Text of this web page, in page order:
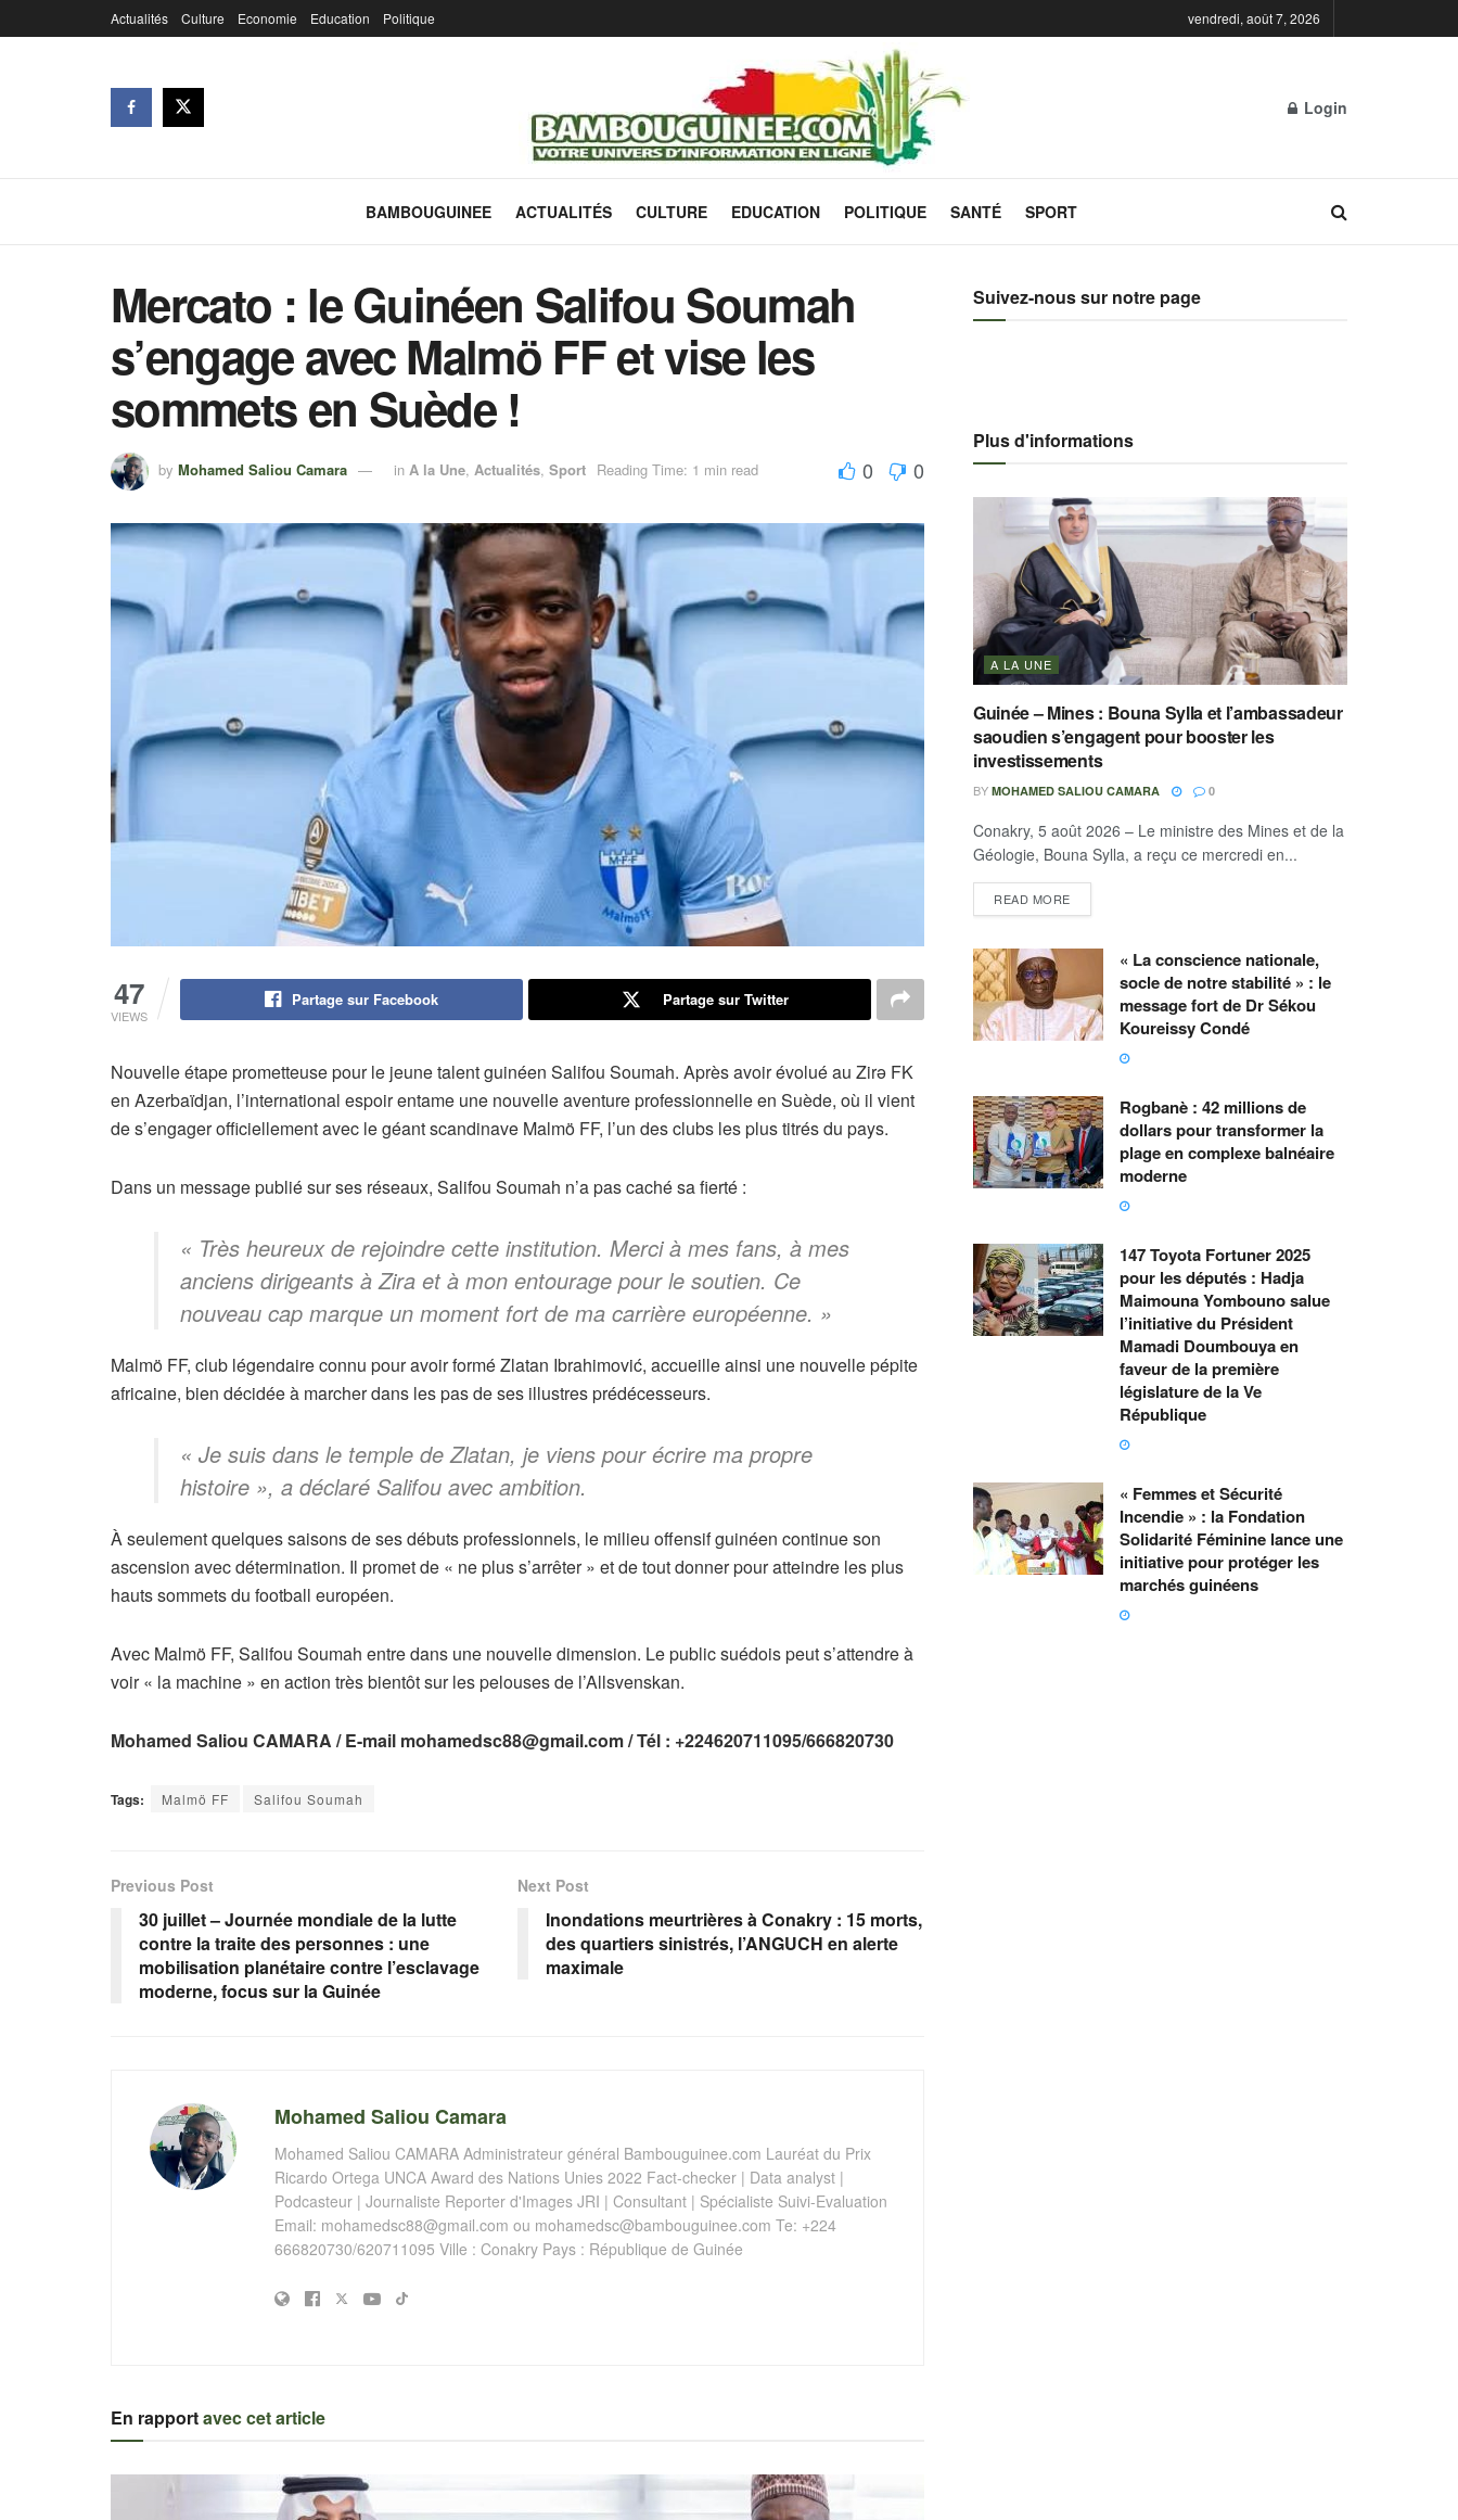
Actualités Culture Economie Education Politique vendredi, août 7, 2026
Login
BAMBOUGUINEE ACTUALITÉS CULTURE EDUCATION POLITIQUE SANTÉ SPORT
Mercato : le Guinéen Salifou Soumah
s’engage avec Malmö FF et vise les
sommets en Suède !
by Mohamed Saliou Camara in A la Une, Actualités, Sport Reading Time: 1 min read 0 0
47
VIEWS
Partage sur Facebook Partage sur Twitter
Nouvelle étape prometteuse pour le jeune talent guinéen Salifou Soumah. Après avoir évolué au Zirə FK
en Azerbaïdjan, l’international espoir entame une nouvelle aventure professionnelle en Suède, où il vient
de s’engager officiellement avec le géant scandinave Malmö FF, l’un des clubs les plus titrés du pays.
Dans un message publié sur ses réseaux, Salifou Soumah n’a pas caché sa fierté :
« Très heureux de rejoindre cette institution. Merci à mes fans, à mes
anciens dirigeants à Zira et à mon entourage pour le soutien. Ce
nouveau cap marque un moment fort de ma carrière européenne. »
Malmö FF, club légendaire connu pour avoir formé Zlatan Ibrahimović, accueille ainsi une nouvelle pépite
africaine, bien décidée à marcher dans les pas de ses illustres prédécesseurs.
« Je suis dans le temple de Zlatan, je viens pour écrire ma propre
histoire », a déclaré Salifou avec ambition.
À seulement quelques saisons de ses débuts professionnels, le milieu offensif guinéen continue son
ascension avec détermination. Il promet de « ne plus s’arrêter » et de tout donner pour atteindre les plus
hauts sommets du football européen.
Avec Malmö FF, Salifou Soumah entre dans une nouvelle dimension. Le public suédois peut s’attendre à
voir « la machine » en action très bientôt sur les pelouses de l’Allsvenskan.
Mohamed Saliou CAMARA / E-mail mohamedsc88@gmail.com/ Tél : +224620711095/666820730
Tags: Malmö FF Salifou Soumah
Previous Post
30 juillet – Journée mondiale de la lutte
contre la traite des personnes : une
mobilisation planétaire contre l’esclavage
moderne, focus sur la Guinée
Next Post
Inondations meurtrières à Conakry : 15 morts,
des quartiers sinistrés, l’ANGUCH en alerte
maximale
Mohamed Saliou Camara
Mohamed Saliou CAMARA Administrateur général Bambouguinee.com Lauréat du Prix
Ricardo Ortega UNCA Award des Nations Unies 2022 Fact-checker | Data analyst |
Podcasteur | Journaliste Reporter d'Images JRI | Consultant | Spécialiste Suivi-Evaluation
Email: mohamedsc88@gmail.com ou mohamedsc@bambouguinee.com Te: +224
666820730/620711095 Ville : Conakry Pays : République de Guinée
En rapportavec cet article
Suivez-nous sur notre page
Plus d'informations
A LA UNE
Guinée – Mines : Bouna Sylla et l’ambassadeur
saoudien s’engagent pour booster les
investissements
BY MOHAMED SALIOU CAMARA 0
Conakry, 5 août 2026 – Le ministre des Mines et de la
Géologie, Bouna Sylla, a reçu ce mercredi en...
READ MORE
« La conscience nationale,
socle de notre stabilité » : le
message fort de Dr Sékou
Koureissy Condé
Rogbanè : 42 millions de
dollars pour transformer la
plage en complexe balnéaire
moderne
147 Toyota Fortuner 2025
pour les députés : Hadja
Maimouna Yombouno salue
l’initiative du Président
Mamadi Doumbouya en
faveur de la première
législature de la Ve
République
« Femmes et Sécurité
Incendie » : la Fondation
Solidarité Féminine lance une
initiative pour protéger les
marchés guinéens